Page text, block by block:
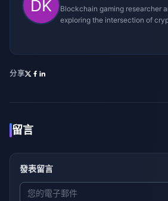
Blockchain gaming researcher
exploring the intersection of
分享
留言
發表留言